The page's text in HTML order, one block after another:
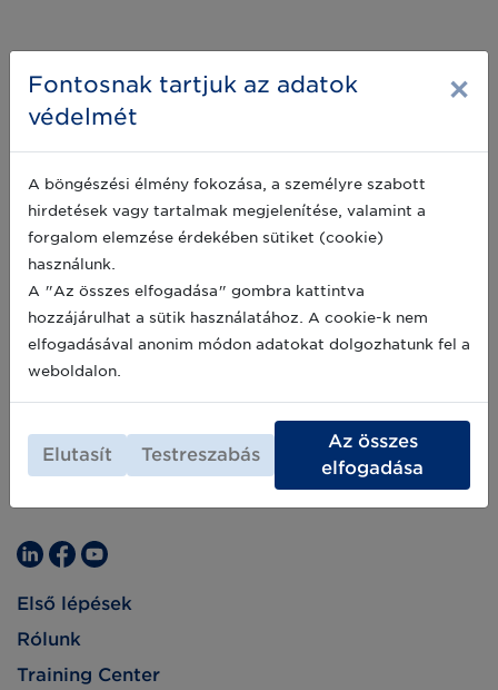
Első lépések
Rólunk
Training Center
Fontosnak tartjuk az adatok
védelmét
×
A böngészési élmény fokozása, a személyre szabott
hirdetések vagy tartalmak megjelenítése, valamint a
forgalom elemzése érdekében sütiket (cookie)
használunk.
A "Az összes elfogadása" gombra kattintva
hozzájárulhat a sütik használatához. A cookie-k nem
elfogadásával anonim módon adatokat dolgozhatunk fel a
weboldalon.
Elutasít Testreszabás
Az összes
elfogadása